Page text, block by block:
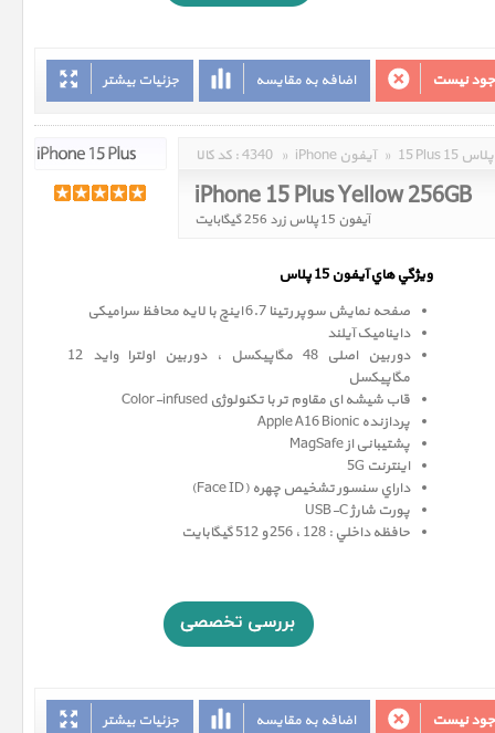
جزئیات بیشتر اضافه به مقایسه نیست
کد کالا : 4340 » iPhone آیفون » 15 Plus 15 پلاس
iPhone 15 Plus Yellow 256GB
آیفون 15 پلاس زرد 256 گیگابایت
ويژگي هاي آيفون 15 پلاس
صفحه نمايش سوپر رتينا 6.7 اينچ با لایه محافظ سرامیکی
داینامیک آیلند
دوربین اصلی 48 مگاپیکسل ، دوربین اولترا واید 12
مگاپيکسل
قاب شیشه ای مقاوم تر با تکنولوژی Color-infused
پردازنده Apple A16 Bionic
پشتیبانی از MagSafe
اینترنت 5G
داراي سنسور تشخيص چهره (Face ID)
پورت شارژ USB-C
حافظه داخلي : 128 ، 256 و 512 گيگابايت
جزئیات بیشتر اضافه به مقایسه نیست